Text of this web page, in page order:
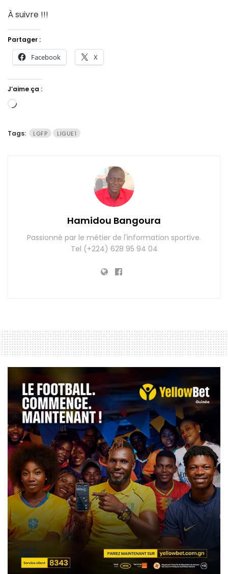
À suivre !!!
Partager :
Facebook X
J’aime ça :
Chargement…
Tags: LGFP LIGUE1
Hamidou Bangoura
Passionné par le métier de l'information sportive.
Tel (+224) 628 95 94 04